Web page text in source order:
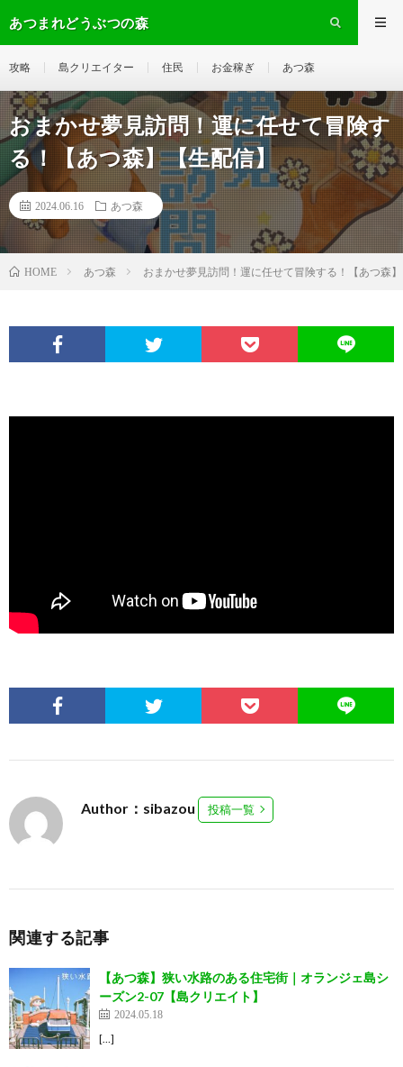
あつまれどうぶつの森
攻略 島クリエイター 住民 お金稼ぎ あつ森
おまかせ夢見訪問！運に任せて冒険す
る！【あつ森】【生配信】
2024.06.16 あつ森
HOME あつ森 おまかせ夢見訪問！運に任せて冒険する！【あつ森
Author：sibazou 投稿一覧
関連する記事
【あつ森】狭い水路のある住宅街｜オランジェ島シ
ーズン2-07【島クリエイト】
2024.05.18
[…]